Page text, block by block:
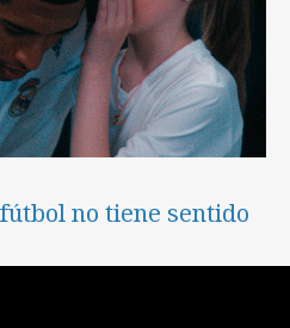
no tiene sentido